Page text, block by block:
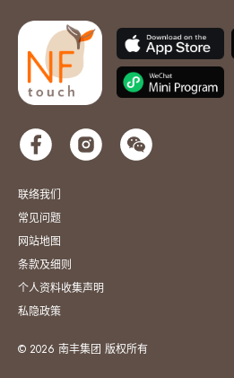
联络我们
常见问题
网站地图
条款及细则
个人资料收集声明
私隐政策
© 2026 南丰集团 版权所有